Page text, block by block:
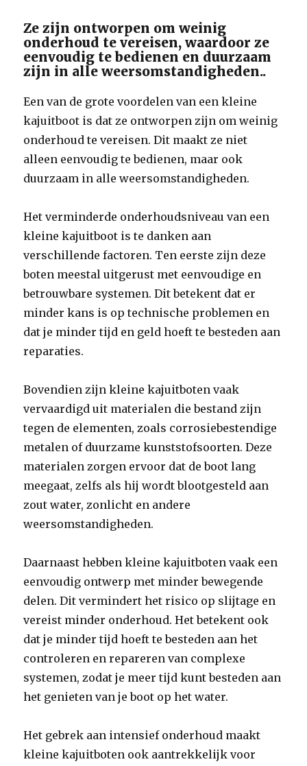
Ze zijn ontworpen om weinig
onderhoud te vereisen, waardoor ze
eenvoudig te bedienen en duurzaam
zijn in alle weersomstandigheden..
Een van de grote voordelen van een kleine
kajuitboot is dat ze ontworpen zijn om weinig
onderhoud te vereisen. Dit maakt ze niet
alleen eenvoudig te bedienen, maar ook
duurzaam in alle weersomstandigheden.
Het verminderde onderhoudsniveau van een
kleine kajuitboot is te danken aan
verschillende factoren. Ten eerste zijn deze
boten meestal uitgerust met eenvoudige en
betrouwbare systemen. Dit betekent dat er
minder kans is op technische problemen en
dat je minder tijd en geld hoeft te besteden aan
reparaties.
Bovendien zijn kleine kajuitboten vaak
vervaardigd uit materialen die bestand zijn
tegen de elementen, zoals corrosiebestendige
metalen of duurzame kunststofsoorten. Deze
materialen zorgen ervoor dat de boot lang
meegaat, zelfs als hij wordt blootgesteld aan
zout water, zonlicht en andere
weersomstandigheden.
Daarnaast hebben kleine kajuitboten vaak een
eenvoudig ontwerp met minder bewegende
delen. Dit vermindert het risico op slijtage en
vereist minder onderhoud. Het betekent ook
dat je minder tijd hoeft te besteden aan het
controleren en repareren van complexe
systemen, zodat je meer tijd kunt besteden aan
het genieten van je boot op het water.
Het gebrek aan intensief onderhoud maakt
kleine kajuitboten ook aantrekkelijk voor